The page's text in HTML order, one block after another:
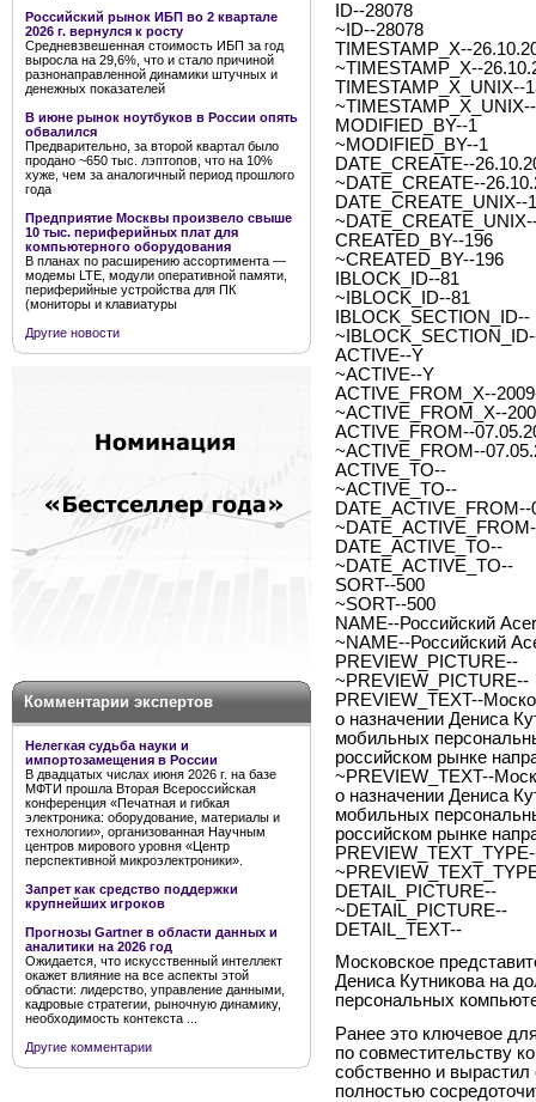
Российский рынок ИБП во 2 квартале
2026 г. вернулся к росту
Средневзвешенная стоимость ИБП за год
выросла на 29,6%, что и стало причиной
разнонаправленной динамики штучных и
денежных показателей
В июне рынок ноутбуков в России опять
обвалился
Предварительно, за второй квартал было
продано ~650 тыс. лэптопов, что на 10%
хуже, чем за аналогичный период прошлого
года
Предприятие Москвы произвело свыше
10 тыс. периферийных плат для
компьютерного оборудования
В планах по расширению ассортимента —
модемы LTE, модули оперативной памяти,
периферийные устройства для ПК
(мониторы и клавиатуры
Другие новости
Комментарии экспертов
Нелегкая судьба науки и
импортозамещения в России
В двадцатых числах июня 2026 г. на базе
МФТИ прошла Вторая Всероссийская
конференция «Печатная и гибкая
электроника: оборудование, материалы и
технологии», организованная Научным
центров мирового уровня «Центр
перспективной микроэлектроники».
Запрет как средство поддержки
крупнейших игроков
Прогнозы Gartner в области данных и
аналитики на 2026 год
Ожидается, что искусственный интеллект
окажет влияние на все аспекты этой
области: лидерство, управление данными,
кадровые стратегии, рыночную динамику,
необходимость контекста ...
Другие комментарии
ID--28078
~ID--28078
TIMESTAMP_X--
~TIMESTAMP_X--
TIMESTAMP_X_UNIX--
MODIFIED_BY--1
~MODIFIED_BY--1
DATE_CREATE--
~DATE_CREATE--
DATE_CREATE_UNIX--
CREATED_BY--196
~CREATED_BY--196
IBLOCK_ID--81
~IBLOCK_ID--81
IBLOCK_SECTION_ID--
ACTIVE--Y
~ACTIVE--Y
ACTIVE_FROM_X--
~ACTIVE_FROM_X--
ACTIVE_FROM--
~ACTIVE_FROM--
ACTIVE_TO--
~ACTIVE_TO--
DATE_ACTIVE_FROM--
DATE_ACTIVE_TO--
~DATE_ACTIVE_TO--
SORT--500
~SORT--500
NAME--Российский
~NAME--Российский
PREVIEW_PICTURE--
~PREVIEW_PICTURE--
PREVIEW_TEXT--
о назначении Дениса
мобильных
российском рынке
~PREVIEW_TEXT--
о назначении Дениса
мобильных
российском рынке
DETAIL_PICTURE--
~DETAIL_PICTURE--
DETAIL_TEXT--
Московское
Дениса Кутникова на
персональных
Ранее это ключевое
по совместительству
собственно и
полностью